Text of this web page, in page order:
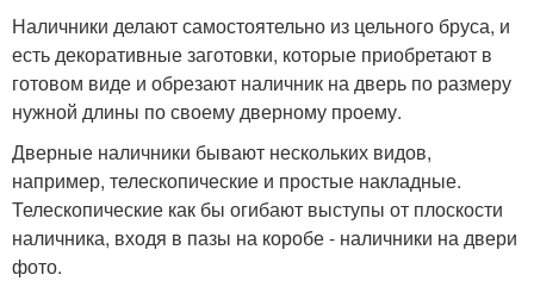
Наличники делают самостоятельно из цельного бруса, и
есть декоративные заготовки, которые приобретают в
готовом виде и обрезают наличник на дверь по размеру
нужной длины по своему дверному проему.
Дверные наличники бывают нескольких видов,
например, телескопические и простые накладные.
Телескопические как бы огибают выступы от плоскости
наличника, входя в пазы на коробе - наличники на двери
фото.